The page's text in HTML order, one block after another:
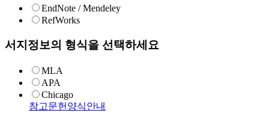
EndNote / Mendeley
RefWorks
서지정보의 형식을 선택하세요
MLA
APA
Chicago
참고문헌양식안내